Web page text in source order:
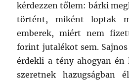
kérdezzen tőlem: bárki
történt, miként loptak
emberek, miért nem
forint jutalékot sem.
érdekli a tény ahogyan én
szeretnek hazugságban